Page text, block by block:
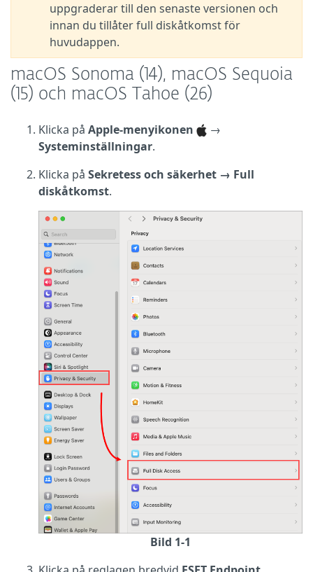
uppgraderar till den senaste versionen och
innan du tillåter full diskåtkomst för
huvudappen.
macOS Sonoma (14), macOS Sequoia
(15) och macOS Tahoe (26)
Klicka på Apple-menyikonen
→
Systeminställningar.
Klicka på Sekretess och säkerhet → Full
diskåtkomst.
Bild 1-1